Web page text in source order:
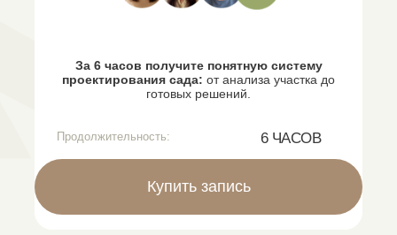
За 6 часов получите понятную систему
проектирования сада: от анализа участка до
готовых решений.
Купить запись
6 ЧАСОВ
Продолжительность: